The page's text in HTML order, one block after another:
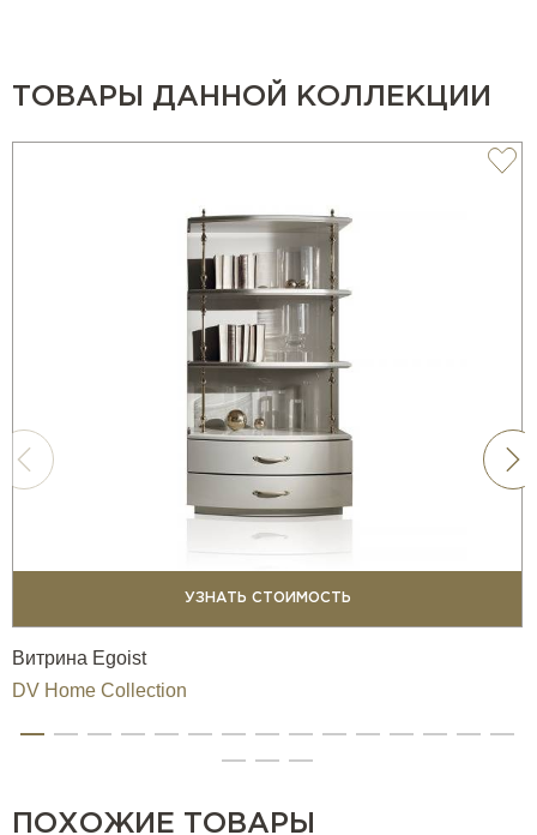
ТОВАРЫ ДАННОЙ КОЛЛЕКЦИИ
УЗНАТЬ СТОИМОСТЬ
Витрина Egoist
DV Home Collection
ПОХОЖИЕ ТОВАРЫ